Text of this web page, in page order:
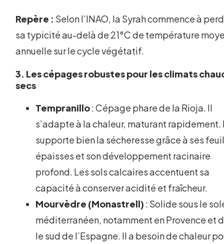
Repère : Selon l’INAO, la Syrah commence à
sa typicité au-delà de 21°C de température
annuelle sur le cycle végétatif.
3. Les cépages robustes pour les climats
secs
Tempranillo: Cépage phare de la Rioja. Il
s’adapte à la chaleur, maturant rapidement.
supporte bien la sécheresse grâce à ses
épaisses et son développement racinaire
profond. Les sols calcaires accentuent sa
capacité à conserver acidité et fraîcheur.
Mourvèdre (Monastrell) : Solide sous le
méditerranéen, notamment en Provence et
le sud de l’Espagne. Il a besoin de chaleur